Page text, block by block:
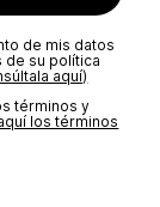
de mis datos
de su política
aquí)
términos y
los términos